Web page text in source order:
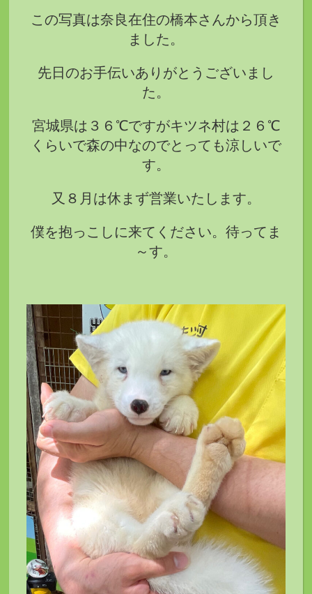
この写真は奈良在住の橋本さんから頂き
ました。
先日のお手伝いありがとうございまし
た。
宮城県は３６℃ですがキツネ村は２６℃
くらいで森の中なのでとっても涼しいで
す。
又８月は休まず営業いたします。
僕を抱っこしに来てください。待ってま
～す。